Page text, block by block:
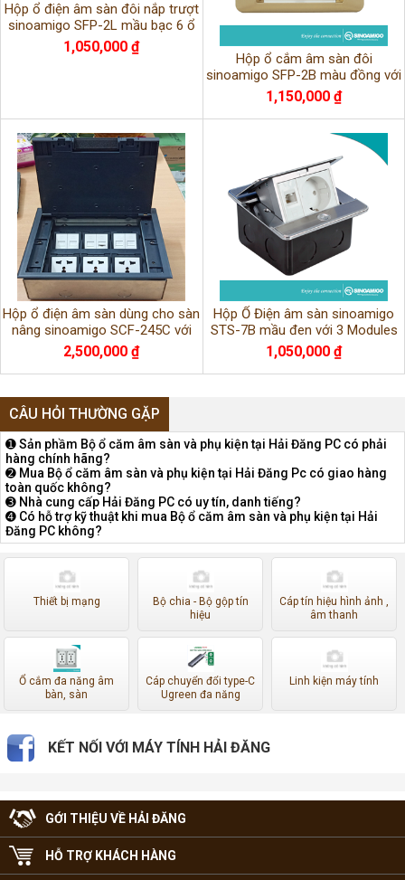
Hộp ổ điện âm sàn đôi nắp trượt
sinoamigo SFP-2L mầu bạc 6 ổ
cắm khung thép
1,050,000 ₫
Hộp ổ cắm âm sàn đôi
sinoamigo SFP-2B màu đồng với
6 ổ cắm dạng nắp trượt
1,150,000 ₫
Hộp ổ điện âm sàn dùng cho sàn
nâng sinoamigo SCF-245C với
12 ổ cắm
2,500,000 ₫
Hộp Ổ Điện âm sàn sinoamigo
STS-7B mầu đen với 3 Modules
có thể thay thế tùy chỉnh
1,050,000 ₫
CÂU HỎI THƯỜNG GẶP
➊ Sản phầm Bộ ổ căm âm sàn và phụ kiện tại Hải Đăng PC có phải
hàng chính hãng?
➋ Mua Bộ ổ căm âm sàn và phụ kiện tại Hải Đăng Pc có giao hàng
toàn quốc không?
➌ Nhà cung cấp Hải Đăng PC có uy tín, danh tiếng?
➍ Có hỗ trợ kỹ thuật khi mua Bộ ổ căm âm sàn và phụ kiện tại Hải
Đăng PC không?
Thiết bị mạng
Bộ chia - Bộ gộp tín
hiệu
Cáp tín hiệu hình ảnh ,
âm thanh
Ổ cắm đa năng âm
bàn, sàn
Cáp chuyển đổi type-C
Ugreen đa năng
Linh kiện máy tính
KẾT NỐI VỚI MÁY TÍNH HẢI ĐĂNG
GỚI THIỆU VỀ HẢI ĐĂNG
HỖ TRỢ KHÁCH HÀNG